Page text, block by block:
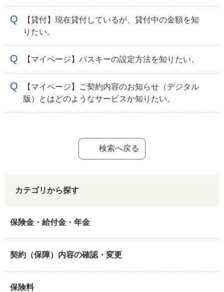
【貸付】現在貸付しているが、貸付中の金額を知
りたい。
【マイページ】パスキーの設定方法を知りたい。
【マイページ】ご契約内容のお知らせ（デジタル
版）とはどのようなサービスか知りたい。
検索へ戻る
カテゴリから探す
保険金・給付金・年金
契約（保障）内容の確認・変更
保険料